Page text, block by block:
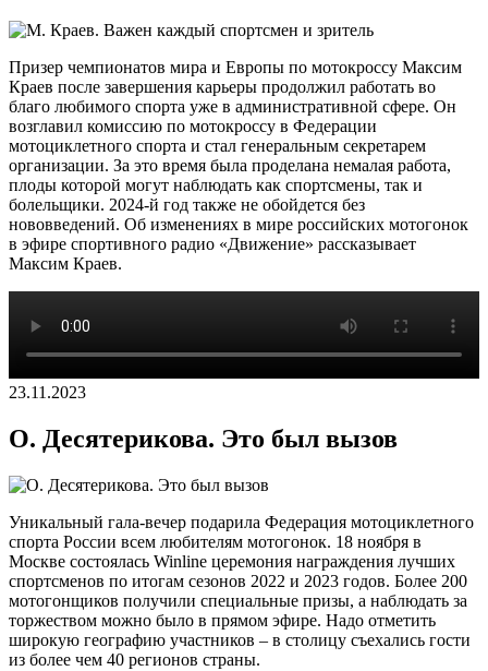
Призер чемпионатов мира и Европы по мотокроссу Максим
Краев после завершения карьеры продолжил работать во
благо любимого спорта уже в административной сфере. Он
возглавил комиссию по мотокроссу в Федерации
мотоциклетного спорта и стал генеральным секретарем
организации. За это время была проделана немалая работа,
плоды которой могут наблюдать как спортсмены, так и
болельщики. 2024-й год также не обойдется без
нововведений. Об изменениях в мире российских мотогонок
в эфире спортивного радио «Движение» рассказывает
Максим Краев.
23.11.2023
О. Десятерикова. Это был вызов
Уникальный гала-вечер подарила Федерация мотоциклетного
спорта России всем любителям мотогонок. 18 ноября в
Москве состоялась Winline церемония награждения лучших
спортсменов по итогам сезонов 2022 и 2023 годов. Более 200
мотогонщиков получили специальные призы, а наблюдать за
торжеством можно было в прямом эфире. Надо отметить
широкую географию участников – в столицу съехались гости
из более чем 40 регионов страны.